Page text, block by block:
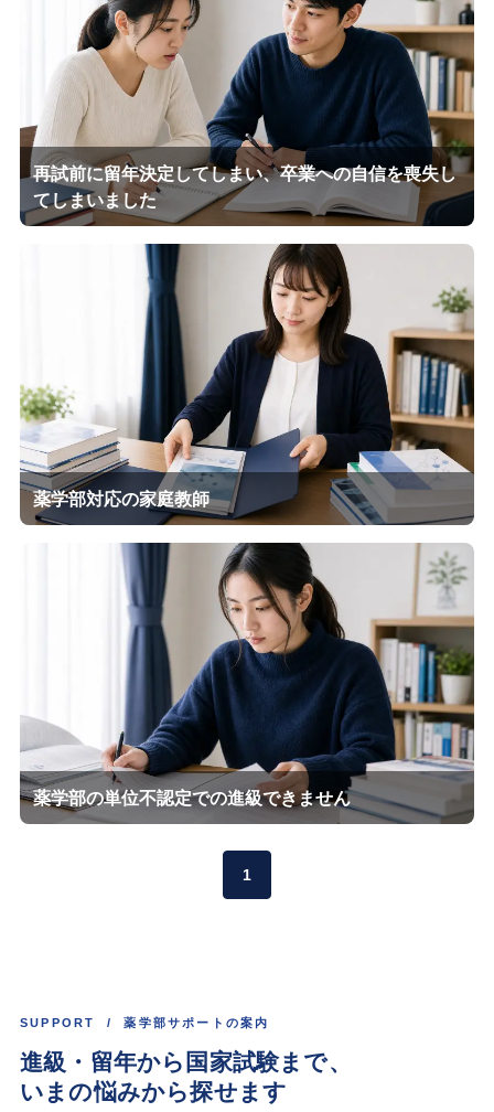
再試前に留年決定してしまい、卒業への自信を喪失し
てしまいました
薬学部対応の家庭教師
薬学部の単位不認定での進級できません
1
SUPPORT / 薬学部サポートの案内
進級・留年から国家試験まで、
いまの悩みから探せます